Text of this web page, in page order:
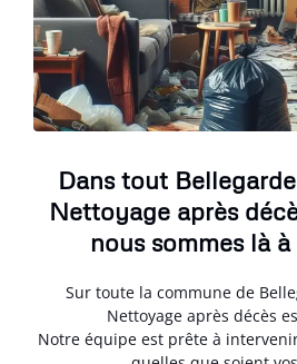
Dans tout
Nettoyage après
nous sommes là
Sur toute la commune de
Nettoyage après décès
Notre équipe est prête à